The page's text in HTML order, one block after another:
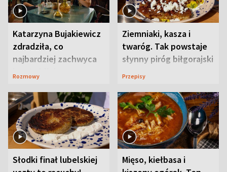
Katarzyna Bujakiewicz
zdradziła, co
najbardziej zachwyca
ją w Lublinie
Rozmowy
Ziemniaki, kasza i
twaróg. Tak powstaje
słynny piróg biłgorajski
Przepisy
Słodki finał lubelskiej
Mięso, kiełbasa i